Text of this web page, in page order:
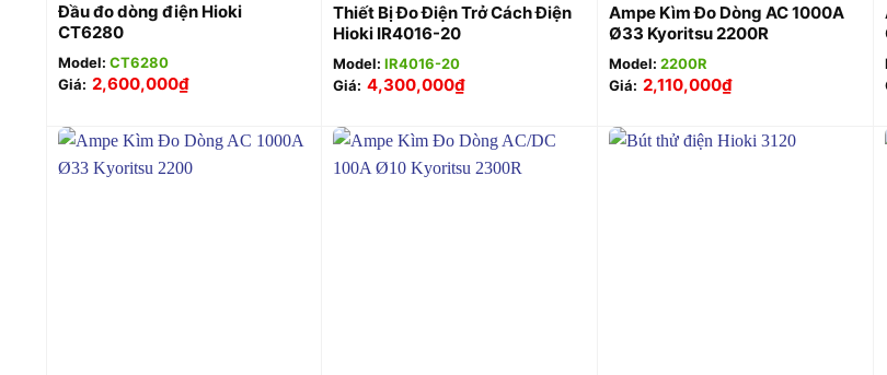
Đầu đo dòng điện Hioki
CT6280
Model: CT6280
Giá: 2,600,000₫
Thiết Bị Đo Điện Trở Cách Điện
Hioki IR4016-20
Model: IR4016-20
Giá: 4,300,000₫
Ampe Kìm Đo Dòng AC 1000A
Ø33 Kyoritsu 2200R
Model: 2200R
Giá: 2,110,000₫